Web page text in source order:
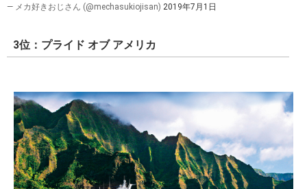
— メカ好きおじさん (@mechasukiojisan) 2019年7月1日
3位：プライド オブ アメリカ